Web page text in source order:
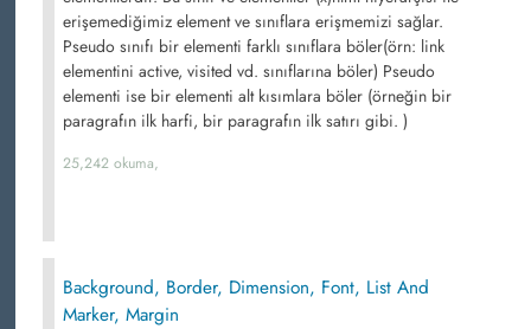
erişemediğimiz element ve sınıflara erişmemizi sağlar.
Pseudo sınıfı bir elementi farklı sınıflara böler(örn: link
elementini active, visited vd. sınıflarına böler) Pseudo
elementi ise bir elementi alt kısımlara böler (örneğin bir
paragrafın ilk harfi, bir paragrafın ilk satırı gibi. )
25,242 okuma,
Background, Border, Dimension, Font, List And
Marker, Margin